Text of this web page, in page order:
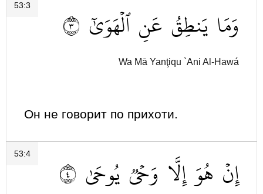
53:3 وَمَا يَنطِقُ عَنِ ٱلۡهَوَىٰٓ ٣
Wa Mā Yanţiqu `Ani Al-Hawá
Он не говорит по прихоти.
53:4 إِنۡ هُوَ إِلَّا وَحۡيٞ يُوحَىٰ ٤